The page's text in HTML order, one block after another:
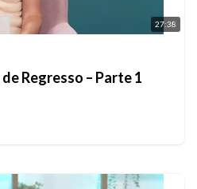
27:38
Regresso – Parte 1